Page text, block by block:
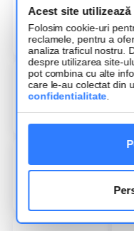
Acest site
Folosim cookie-uri
reclamele, pentru a
analiza traficul nostru.
despre utilizarea site-
pot combina cu alte
care le-au colectat din
confidentialitate